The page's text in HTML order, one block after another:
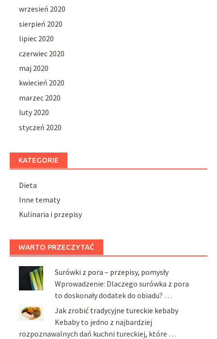
wrzesień 2020
sierpień 2020
lipiec 2020
czerwiec 2020
maj 2020
kwiecień 2020
marzec 2020
luty 2020
styczeń 2020
KATEGORIE
Dieta
Inne tematy
Kulinaria i przepisy
WARTO PRZECZYTAĆ
Surówki z pora – przepisy, pomysły
Wprowadzenie: Dlaczego surówka z pora
to doskonały dodatek do obiadu? …
Jak zrobić tradycyjne tureckie kebaby
Kebaby to jedno z najbardziej
rozpoznawalnych dań kuchni tureckiej, które …